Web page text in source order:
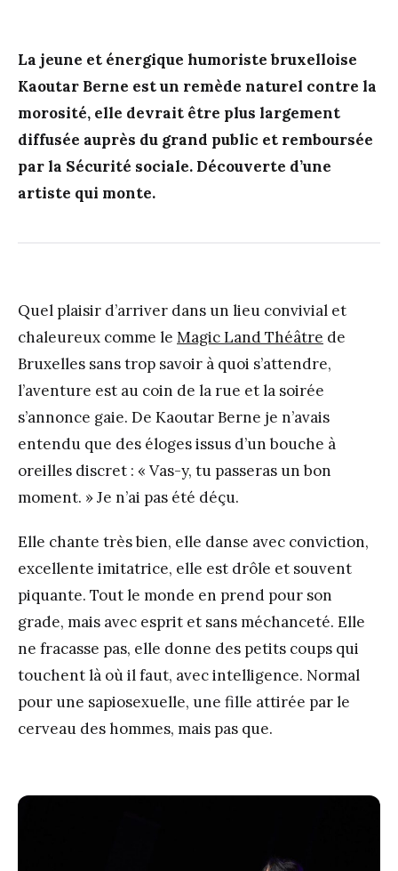
La jeune et énergique humoriste bruxelloise
Kaoutar Berne est un remède naturel contre la
morosité, elle devrait être plus largement
diffusée auprès du grand public et remboursée
par la Sécurité sociale. Découverte d’une
artiste qui monte.
Quel plaisir d’arriver dans un lieu convivial et
chaleureux comme le Magic Land Théâtre de
Bruxelles sans trop savoir à quoi s’attendre,
l’aventure est au coin de la rue et la soirée
s’annonce gaie. De Kaoutar Berne je n’avais
entendu que des éloges issus d’un bouche à
oreilles discret : « Vas-y, tu passeras un bon
moment. » Je n’ai pas été déçu.
Elle chante très bien, elle danse avec conviction,
excellente imitatrice, elle est drôle et souvent
piquante. Tout le monde en prend pour son
grade, mais avec esprit et sans méchanceté. Elle
ne fracasse pas, elle donne des petits coups qui
touchent là où il faut, avec intelligence. Normal
pour une sapiosexuelle, une fille attirée par le
cerveau des hommes, mais pas que.